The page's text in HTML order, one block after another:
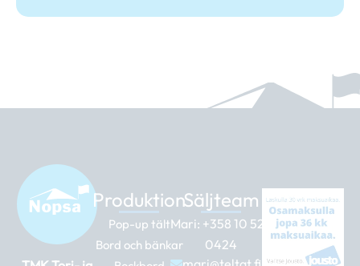
Produktion
Pop-up tält
Bord och bänkar
Säljteam
Mari: +358 10 526
0424